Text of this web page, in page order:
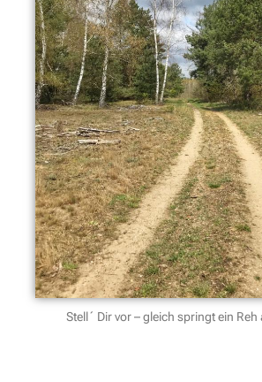
Forstarbeiten. Sicherlich ist die
gefunden und gesichert entsorgt.
keine Garantie gibt, würde es mich
einer von Euch beim Piseln in die
Bevor ich dazu komme, mir genau
blühenden und auch manchmal
Phantasie vorzustellen, entdecke
den Bäumen das Verkehrsschild.
Kuriositäten bin ich zu haben.
alles klar. Mach´ ich.